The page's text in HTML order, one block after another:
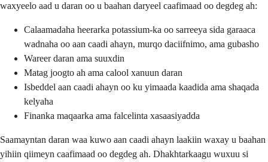
waxyeelo aad u daran oo u baahan daryeel caafimaad oo degdeg ah:
Calaamadaha heerarka potassium-ka oo sarreeya sida garaaca
wadnaha oo aan caadi ahayn, murqo daciifnimo, ama gubasho
Wareer daran ama suuxdin
Matag joogto ah ama calool xanuun daran
Isbeddel aan caadi ahayn oo ku yimaada kaadida ama shaqada
kelyaha
Finanka maqaarka ama falcelinta xasaasiyadda
Saamayntan daran waa kuwo aan caadi ahayn laakiin waxay u baahan
yihiin qiimeyn caafimaad oo degdeg ah. Dhakhtarkaagu wuxuu si